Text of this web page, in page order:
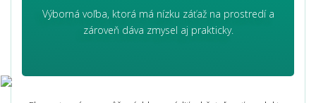
Výborná voľba, ktorá má nízku záťaž na prostredí a
zároveň dáva zmysel aj prakticky.